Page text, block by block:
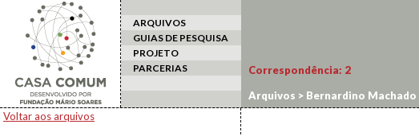
ARQUIVOS
GUIAS DE PESQUISA
PROJETO
PARCERIAS
Voltar aos arquivos
Correspondência: 2
Arquivos > Bernardino Machado